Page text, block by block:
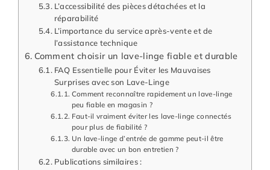
L’accessibilité des pièces détachées et la
réparabilité
L’importance du service après-vente et de
l’assistance technique
Comment choisir un lave-linge fiable et durable
FAQ Essentielle pour Éviter les Mauvaises
Surprises avec son Lave-Linge
Comment reconnaître rapidement un lave-linge
peu fiable en magasin ?
Faut-il vraiment éviter les lave-linge connectés
pour plus de fiabilité ?
Un lave-linge d’entrée de gamme peut-il être
durable avec un bon entretien ?
Publications similaires :